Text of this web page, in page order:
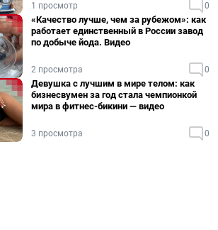
1 просмотр 0
«Качество лучше, чем за рубежом»: как
работает единственный в России завод
по добыче йода. Видео
2 просмотра 0
Девушка с лучшим в мире телом: как
бизнесвумен за год стала чемпионкой
мира в фитнес-бикини — видео
3 просмотра 0